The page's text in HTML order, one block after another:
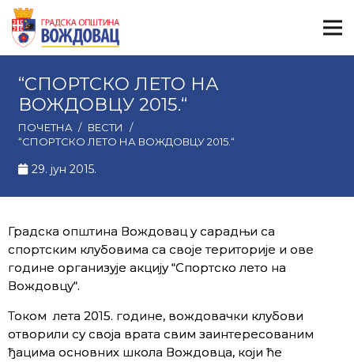
“СПОРТСКO ЛЕТО НА
ВОЖДОВЦУ 2015.“
ПОЧЕТНА / ВЕСТИ
/
“СПОРТСКO ЛЕТО НА ВОЖДОВЦУ 2015.“
29. јун 2015.
Градска општина Вождовац у сарадњи са
спортским клубовима са своје територије и ове
године организује акцију “Спортско лето на
Вождовцу“.
Током лета 2015. године, вождовачки клубови
отворили су своја врата свим заинтересованим
ђацима основних школа Вождовца, који ће